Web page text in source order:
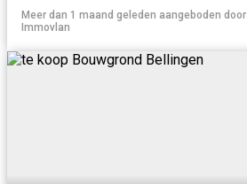
Meer dan 1 maand geleden aangeboden door
Immovlan